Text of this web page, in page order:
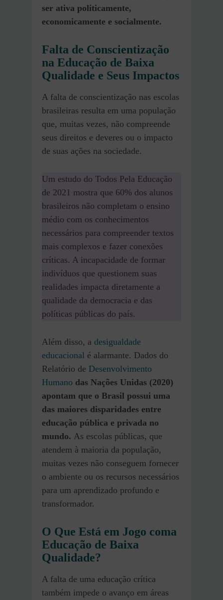
ser ativa politicamente,
economicamente e socialmente.
Falta de Conscientização
na Educação de Baixa
Qualidade e Seus Impactos
A falta de conscientização nas escolas
brasileiras resulta em uma população
que, muitas vezes, não compreende
seus direitos e deveres ou o impacto
de suas ações na sociedade.
Um estudo do Todos Pela Educação
de 2021 mostra que 60% dos alunos
brasileiros não completam o ensino
médio com os conhecimentos
necessários para compreender textos
mais complexos e fazer conexões
críticas. A incapacidade de formar
indivíduos que questionem suas
realidades impacta diretamente a
qualidade da democracia e das
políticas públicas do país.
Além disso, a desigualdade
educacional é alarmante. Dados do
Relatório de Desenvolvimento
Humano das Nações Unidas (2020)
apontam que o Brasil possui uma
das maiores disparidades entre
educação pública e privada no
mundo. As escolas públicas, que
atendem à maioria da população,
muitas vezes não conseguem fornecer
o ambiente ou os recursos necessários
para um aprendizado profundo e
transformador.
O Que Está em Jogo coma
Educação de Baixa
Qualidade?
A falta de uma educação crítica
também impede o avanço em áreas